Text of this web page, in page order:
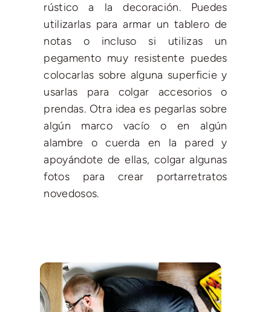
rústico a la decoración. Puedes
utilizarlas para armar un tablero de
notas o incluso si utilizas un
pegamento muy resistente puedes
colocarlas sobre alguna superficie y
usarlas para colgar accesorios o
prendas. Otra idea es pegarlas sobre
algún marco vacío o en algún
alambre o cuerda en la pared y
apoyándote de ellas, colgar algunas
fotos para crear portarretratos
novedosos.